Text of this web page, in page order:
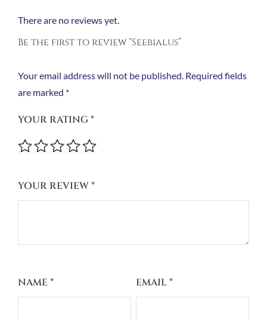
There are no reviews yet.
Be the first to review “Seebialus”
Your email address will not be published. Required fields
are marked *
YOUR RATING*
YOUR REVIEW*
NAME* EMAIL*